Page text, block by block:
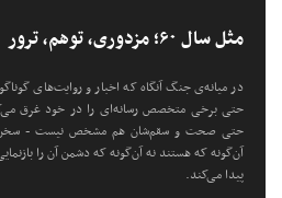
مثل سال ۶۰؛ مزدوری، توهم، ترور
در میانه‌ی جنگ آنگاه که اخبار و روایت‌های
حتی برخی متخصص رسانه‌ای را در خود غرق
حتی صحت و سقم‌شان هم مشخص نیست - سخن
آن‌گونه که هستند نه آن‌گونه که دشمن آن را
پیدا می‌کند.